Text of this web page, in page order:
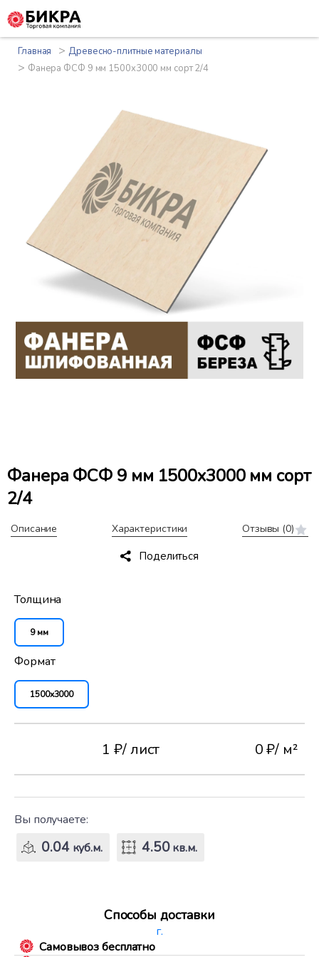
Главная >Древесно-плитные материалы
> Фанера ФСФ 9 мм 1500x3000 мм сорт 2/4
Фанера ФСФ 9 мм 1500x3000 мм сорт
2/4
Описание Характеристики Отзывы (0)
Поделиться
Толщина
9 мм
Формат
1500x3000
1 ₽/ лист 0 ₽/ м²
Вы получаете:
0.04куб.м. 4.50кв.м.
Способы доставки
г.
Самовывоз бесплатно